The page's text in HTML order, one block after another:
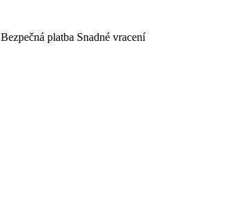
Bezpečná platba Snadné vracení